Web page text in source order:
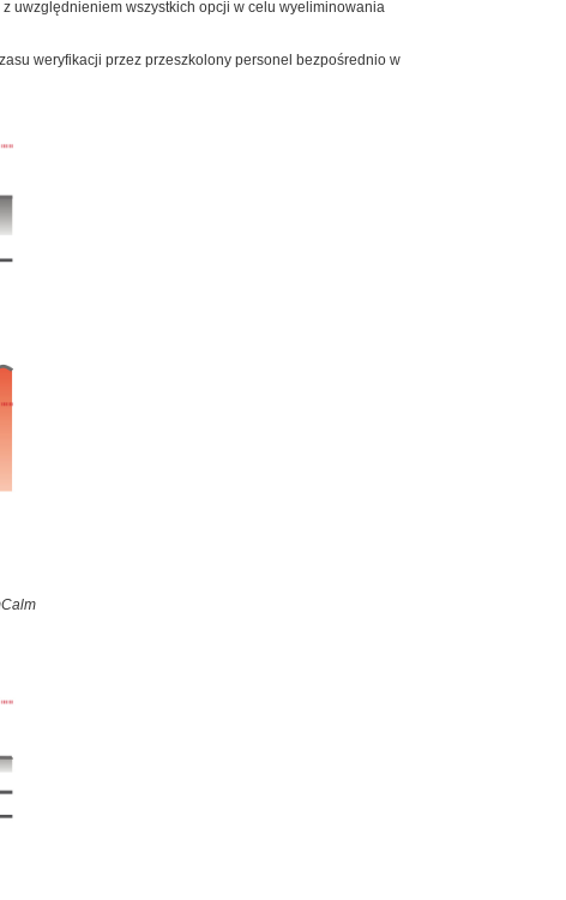
z uwzględnieniem wszystkich opcji w celu wyeliminowania
weryfikacji przez przeszkolony personel bezpośrednio w